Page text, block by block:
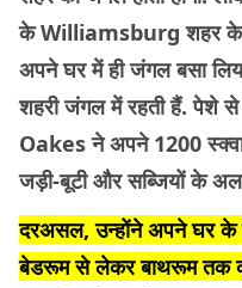
के Williamsburg शहर के
अपने घर में ही जंगल बसा
शहरी जंगल में रहती हैं. पेशे से
Oakes ने अपने 1200
जड़ी-बूटी और सब्जियों के
दरअसल, उन्होंने अपने घर के
बेडरूम से लेकर बाथरूम तक